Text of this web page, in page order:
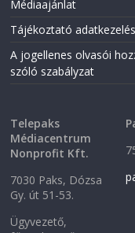
Médiaajánlat
Tájékoztató
A jogellenes olvasói
szóló szabályzat
Telepaks
Médiacentrum
Nonprofit Kft.
7030 Paks, Dózsa
Gy. út 51-53.
Ügyvezető,